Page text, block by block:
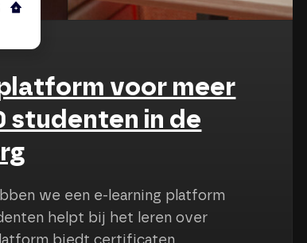
van Honig & Huis,
dat zich onderscheidt
een makelaarskantoor dat zich richt op
en begeleiding bij het kopen, taxeren